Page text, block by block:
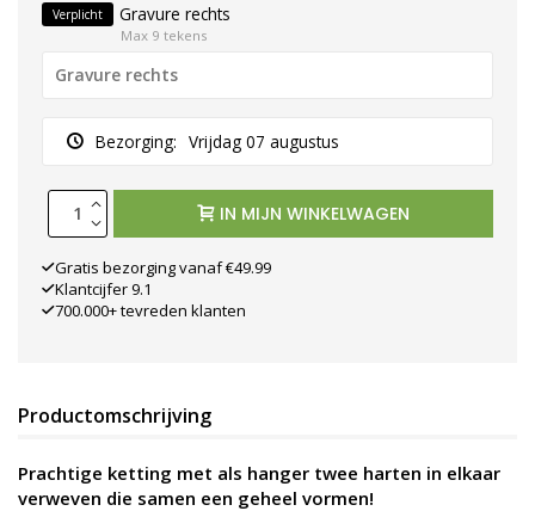
Verplicht Gravure rechts
Max 9 tekens
Bezorging: Vrijdag 07 augustus
IN MIJN WINKELWAGEN
Gratis bezorging vanaf €49.99
Klantcijfer 9.1
700.000+ tevreden klanten
Productomschrijving
Prachtige ketting met als hanger twee harten in elkaar
verweven die samen een geheel vormen!